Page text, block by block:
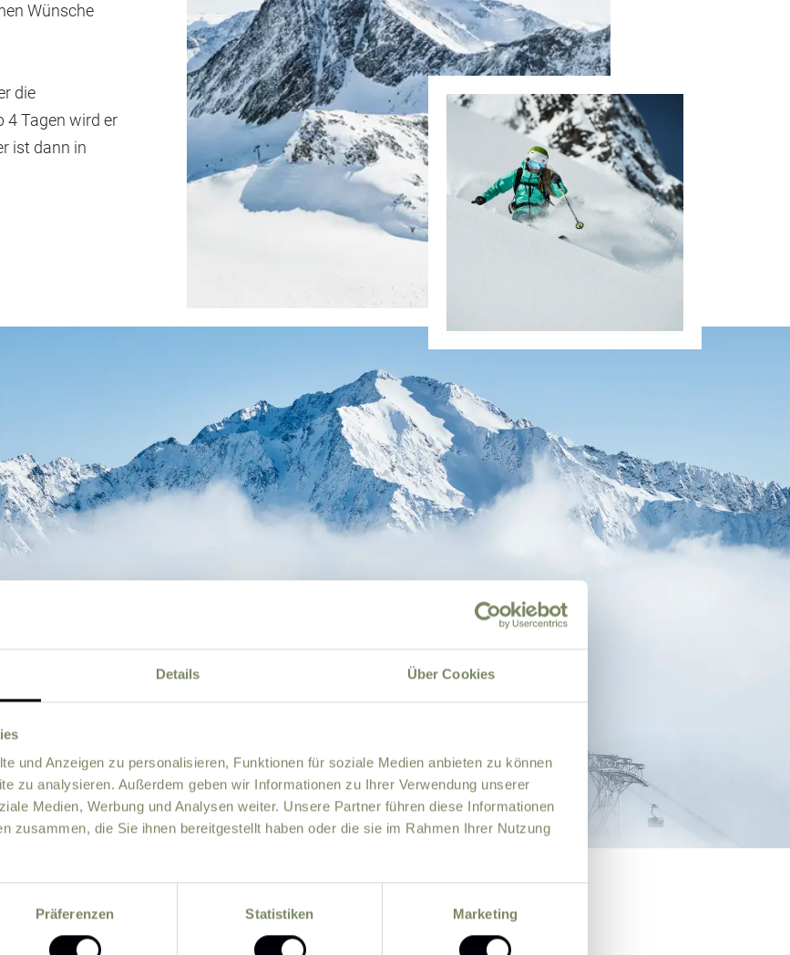
Details Über Cookies
und Anzeigen zu personalisieren, Funktionen für soziale Medien anbieten zu können
zu analysieren. Außerdem geben wir Informationen zu Ihrer Verwendung unserer
Medien, Werbung und Analysen weiter. Unsere Partner führen diese Informationen
zusammen, die Sie ihnen bereitgestellt haben oder die sie im Rahmen Ihrer Nutzung
Präferenzen Statistiken Marketing
Wünsche
die
4 Tagen wird er
ist dann in